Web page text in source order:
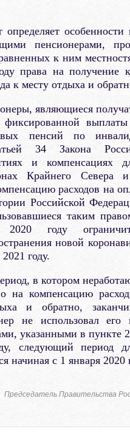
особенности
пенсионерами,
к ним
права на получение
к месту отдыха и
являющиеся
фиксированной
пенсий по
34 Закона
и
Крайнего Севера
расходов на
Российской
таким
2020 году
новой
году.
в котором
на компенсацию
и обратно,
не использовал
указанными в пункте
следующий период
начиная с 1 января 2020
Председатель Правительства